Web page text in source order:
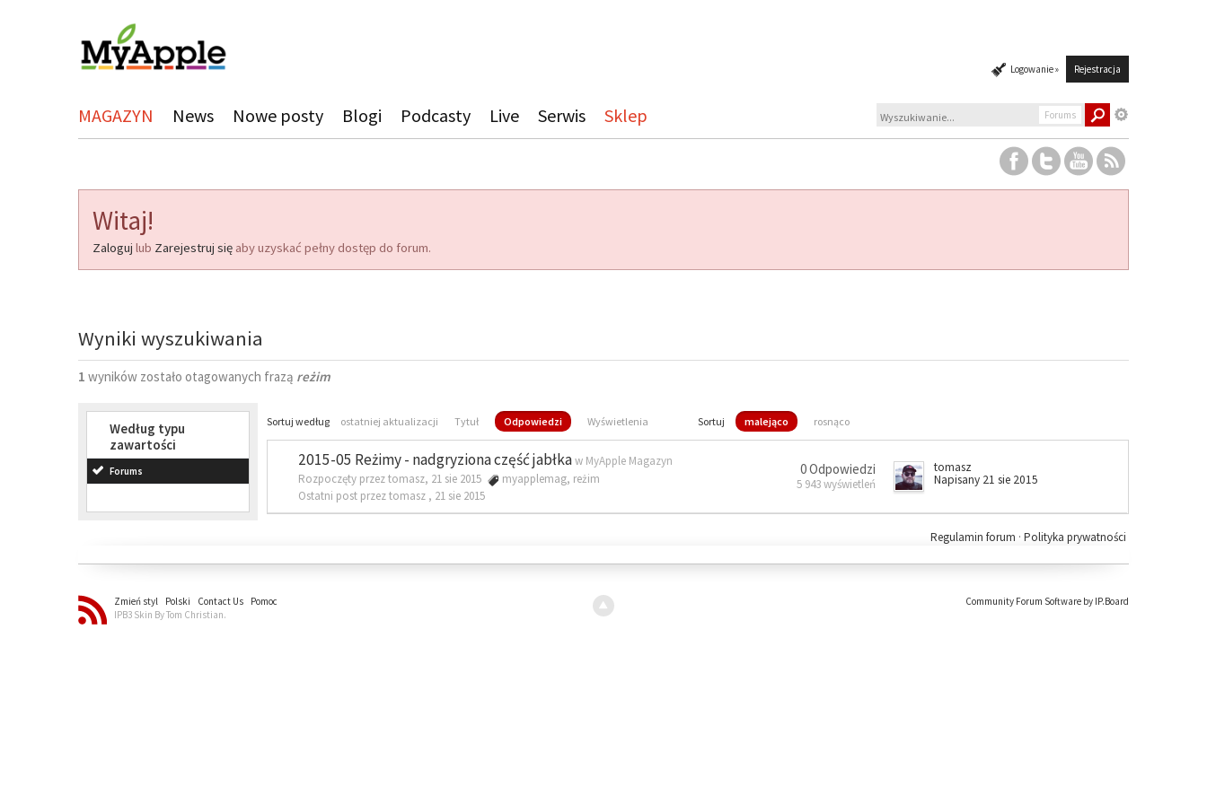
Logowanie » Rejestracja
MAGAZYN News Nowe posty Blogi Podcasty Live Serwis Sklep Forums
Witaj!
Zaloguj lub Zarejestruj się aby uzyskać pełny dostęp do forum.
Wyniki wyszukiwania
1 wyników zostało otagowanych frazą reżim
Według typu
zawartości
Forums
Sortuj według ostatniej aktualizacji Tytuł Odpowiedzi Wyświetlenia Sortuj malejąco rosnąco
2015-05 Reżimy - nadgryziona część jabłkaw MyApple Magazyn
Rozpoczęty przez tomasz, 21 sie 2015
myapplemag, reżim
Ostatni post przez tomasz , 21 sie 2015
0 Odpowiedzi
5 943 wyświetleń
tomasz
Napisany 21 sie 2015
Polityka prywatności
Regulamin forum ·
Zmień styl Polski Contact Us
Pomoc
IPB3 Skin By Tom Christian.
Community Forum Software by IP.Board